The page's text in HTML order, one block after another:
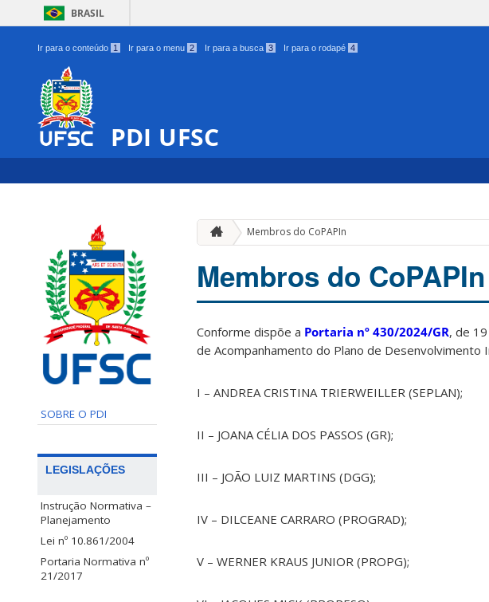
BRASIL
Ir para o conteúdo 1 Ir para o menu 2 Ir para a busca 3 Ir para o rodapé 4
PDI UFSC
SOBRE O PDI
LEGISLAÇÕES
Instrução Normativa –
Planejamento
Lei nº 10.861/2004
Portaria Normativa nº
21/2017
Membros do CoPAPIn
Membros do CoPAPIn
Conforme dispõe a Portaria nº 430/2024/GR, de
de Acompanhamento do Plano de Desenvolvimento
I – ANDREA CRISTINA TRIERWEILLER (SEPLAN);
II – JOANA CÉLIA DOS PASSOS (GR);
III – JOÃO LUIZ MARTINS (DGG);
IV – DILCEANE CARRARO (PROGRAD);
V – WERNER KRAUS JUNIOR (PROPG);